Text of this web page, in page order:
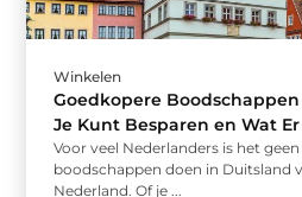
Winkelen
Goedkopere
Je Kunt Besparen en Wat
Voor veel Nederlanders is het
boodschappen doen in Duitsland
Nederland. Of je ...